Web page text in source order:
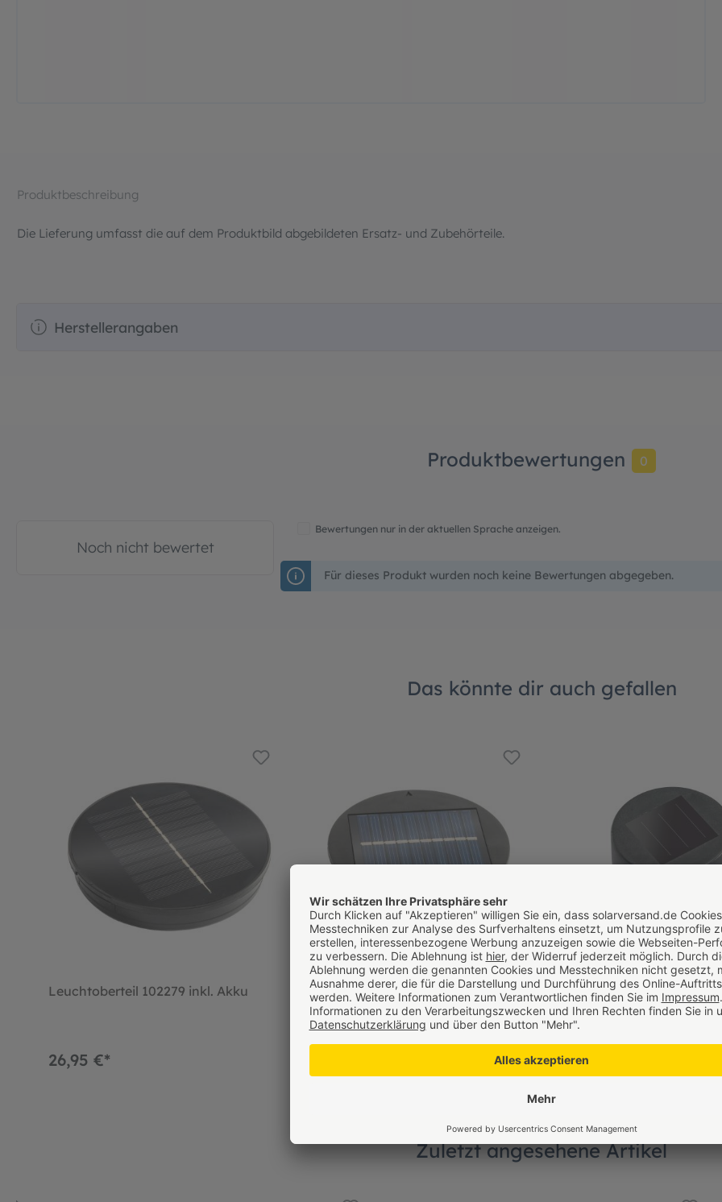
Produktbeschreibung
Die Lieferung umfasst die auf dem Produktbild abgebildeten Ersatz- und Zubehörteile.
Herstellerangaben
Produktbewertungen 0
Noch nicht bewertet
Bewertungen nur in der aktuellen Sprache anzeigen.
Für dieses Produkt wurden noch keine Bewertungen abgegeben.
Das könnte dir auch gefallen
Leuchtoberteil 102279 inkl. Akku
26,95 €*
Leuchtoberteil 102278 inkl. Akku
Leuchtenoberteil für Katze,
Maus, inkl. Akku
6,95 €*
Zuletzt angesehene Artikel